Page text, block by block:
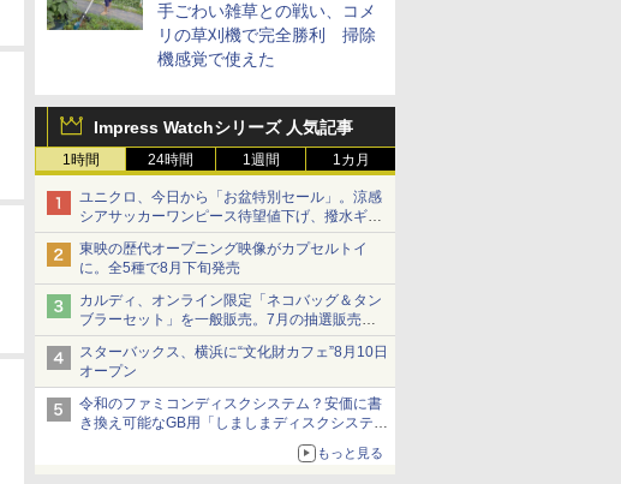
手ごわい雑草との戦い、コメ
リの草刈機で完全勝利 掃除
機感覚で使えた
Impress Watchシリーズ 人気記事
1時間 24時間 1週間 1カ月
ユニクロ、今日から「お盆特別セール」。涼感
シアサッカーワンピース待望値下げ、撥水ギア
ショーツは1990円に
東映の歴代オープニング映像がカプセルトイ
に。全5種で8月下旬発売
カルディ、オンライン限定「ネコバッグ＆タン
ブラーセット」を一般販売。7月の抽選販売の
当選無効分
スターバックス、横浜に“文化財カフェ”8月10日
オープン
令和のファミコンディスクシステム？安価に書
き換え可能なGB用「しましまディスクシステ
もっと見る